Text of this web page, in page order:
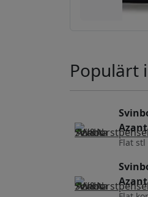
Populärt
Flat stl